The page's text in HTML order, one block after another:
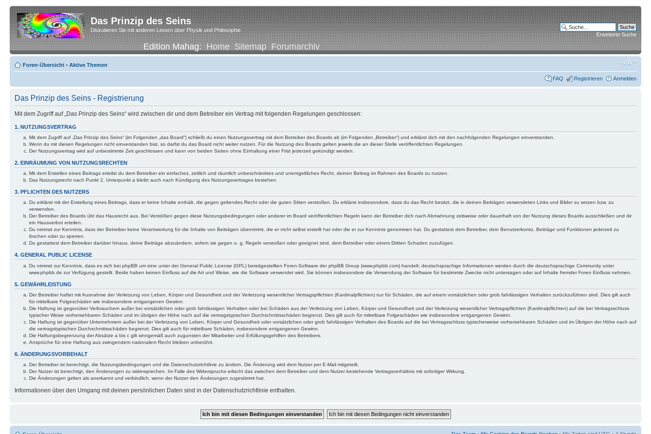
Das Prinzip des Seins
Diskutieren Sie mit anderen Lesern über Physik und Philosophie
Edition Mahag:Home Sitemap Forumarchiv
Erweiterte Suche
Foren-Übersicht • Aktive Themen
FAQ Registrieren Anmelden
Das Prinzip des Seins - Registrierung
Mit dem Zugriff auf „Das Prinzip des Seins“ wird zwischen dir und dem Betreiber ein Vertrag mit folgenden Regelungen geschlossen:
1. NUTZUNGSVERTRAG
Mit dem Zugriff auf „Das Prinzip des Seins“ (im Folgenden „das Board“) schließt du einen Nutzungsvertrag mit dem Betreiber des Boards ab (im Folgenden „Betreiber“) und erklärst dich mit den nachfolgenden Regelungen einverstanden.
Wenn du mit diesen Regelungen nicht einverstanden bist, so darfst du das Board nicht weiter nutzen. Für die Nutzung des Boards gelten jeweils die an dieser Stelle veröffentlichten Regelungen.
Der Nutzungsvertrag wird auf unbestimmte Zeit geschlossen und kann von beiden Seiten ohne Einhaltung einer Frist jederzeit gekündigt werden.
2. EINRÄUMUNG VON NUTZUNGSRECHTEN
Mit dem Erstellen eines Beitrags erteilst du dem Betreiber ein einfaches, zeitlich und räumlich unbeschränktes und unentgeltliches Recht, deinen Beitrag im Rahmen des Boards zu nutzen.
Das Nutzungsrecht nach Punkt 2, Unterpunkt a bleibt auch nach Kündigung des Nutzungsvertrages bestehen.
3. PFLICHTEN DES NUTZERS
Du erklärst mit der Erstellung eines Beitrags, dass er keine Inhalte enthält, die gegen geltendes Recht oder die guten Sitten verstoßen. Du erklärst insbesondere, dass du das Recht besitzt, die in deinen Beiträgen verwendeten Links und Bilder zu setzen bzw. zu
verwenden.
Der Betreiber des Boards übt das Hausrecht aus. Bei Verstößen gegen diese Nutzungsbedingungen oder anderer im Board veröffentlichten Regeln kann der Betreiber dich nach Abmahnung zeitweise oder dauerhaft von der Nutzung dieses Boards ausschließen und dir
ein Hausverbot erteilen.
Du nimmst zur Kenntnis, dass der Betreiber keine Verantwortung für die Inhalte von Beiträgen übernimmt, die er nicht selbst erstellt hat oder die er zur Kenntnis genommen hat. Du gestattest dem Betreiber, dein Benutzerkonto, Beiträge und Funktionen jederzeit zu
löschen oder zu sperren.
Du gestattest dem Betreiber darüber hinaus, deine Beiträge abzuändern, sofern sie gegen o. g. Regeln verstoßen oder geeignet sind, dem Betreiber oder einem Dritten Schaden zuzufügen.
4. GENERAL PUBLIC LICENSE
Du nimmst zur Kenntnis, dass es sich bei phpBB um eine unter der General Public License (GPL) bereitgestellten Foren-Software der phpBB Group (www.phpbb.com) handelt; deutschsprachige Informationen werden durch die deutschsprachige Community unter
www.phpbb.de zur Verfügung gestellt. Beide haben keinen Einfluss auf die Art und Weise, wie die Software verwendet wird. Sie können insbesondere die Verwendung der Software für bestimmte Zwecke nicht untersagen oder auf Inhalte fremder Foren Einfluss nehmen.
5. GEWÄHRLEISTUNG
Der Betreiber haftet mit Ausnahme der Verletzung von Leben, Körper und Gesundheit und der Verletzung wesentlicher Vertragspflichten (Kardinalpflichten) nur für Schäden, die auf einem vorsätzlichen oder grob fahrlässigen Verhalten zurückzuführen sind. Dies gilt auch
für mittelbare Folgeschäden wie insbesondere entgangenen Gewinn.
Die Haftung ist gegenüber Verbrauchern außer bei vorsätzlichen oder grob fahrlässigen Verhalten oder bei Schäden aus der Verletzung von Leben, Körper und Gesundheit und der Verletzung wesentlicher Vertragspflichten (Kardinalpflichten) auf die bei Vertragsschluss
typischer Weise vorhersehbaren Schäden und im übrigen der Höhe nach auf die vertragstypischen Durchschnittsschäden begrenzt. Dies gilt auch für mittelbare Folgeschäden wie insbesondere entgangenen Gewinn.
Die Haftung ist gegenüber Unternehmern außer bei der Verletzung von Leben, Körper und Gesundheit oder vorsätzlichen oder grob fahrlässigen Verhalten des Boards auf die bei Vertragsschluss typischerweise vorhersehbaren Schäden und im Übrigen der Höhe nach auf
die vertragstypischen Durchschnittsschäden begrenzt. Dies gilt auch für mittelbare Schäden, insbesondere entgangenen Gewinn.
Die Haftungsbegrenzung der Absätze a bis c gilt sinngemäß auch zugunsten der Mitarbeiter und Erfüllungsgehilfen des Betreibers.
Ansprüche für eine Haftung aus zwingendem nationalem Recht bleiben unberührt.
6. ÄNDERUNGSVORBEHALT
Der Betreiber ist berechtigt, die Nutzungsbedingungen und die Datenschutzrichtlinie zu ändern. Die Änderung wird dem Nutzer per E-Mail mitgeteilt.
Der Nutzer ist berechtigt, den Änderungen zu widersprechen. Im Falle des Widerspruchs erlischt das zwischen dem Betreiber und dem Nutzer bestehende Vertragsverhältnis mit sofortiger Wirkung.
Die Änderungen gelten als anerkannt und verbindlich, wenn der Nutzer den Änderungen zugestimmt hat.
Informationen über den Umgang mit deinen persönlichen Daten sind in der Datenschutzrichtlinie enthalten.